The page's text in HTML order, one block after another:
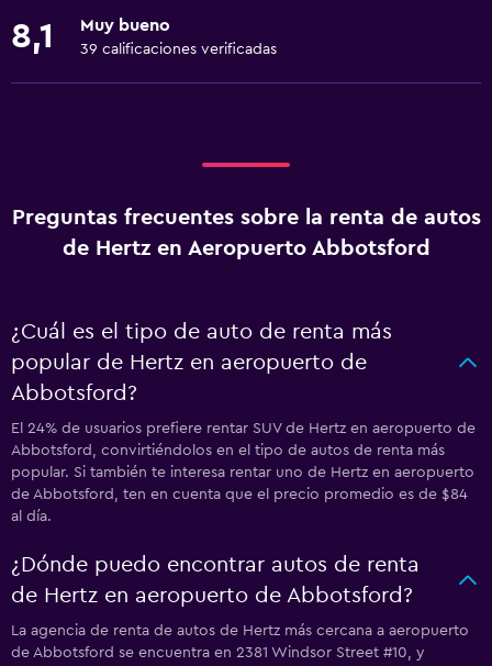
8,1 Muy bueno
39 calificaciones verificadas
Preguntas frecuentes sobre la renta de autos
de Hertz en Aeropuerto Abbotsford
¿Cuál es el tipo de auto de renta más
popular de Hertz en aeropuerto de
Abbotsford?
El 24% de usuarios prefiere rentar SUV de Hertz en aeropuerto de
Abbotsford, convirtiéndolos en el tipo de autos de renta más
popular. Si también te interesa rentar uno de Hertz en aeropuerto
de Abbotsford, ten en cuenta que el precio promedio es de $84
al día.
¿Dónde puedo encontrar autos de renta
de Hertz en aeropuerto de Abbotsford?
La agencia de renta de autos de Hertz más cercana a aeropuerto
de Abbotsford se encuentra en 2381 Windsor Street #10, y